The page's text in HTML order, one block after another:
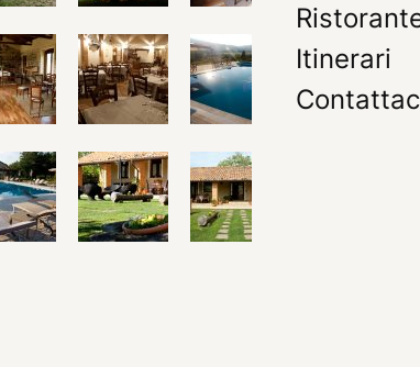
Itinerari